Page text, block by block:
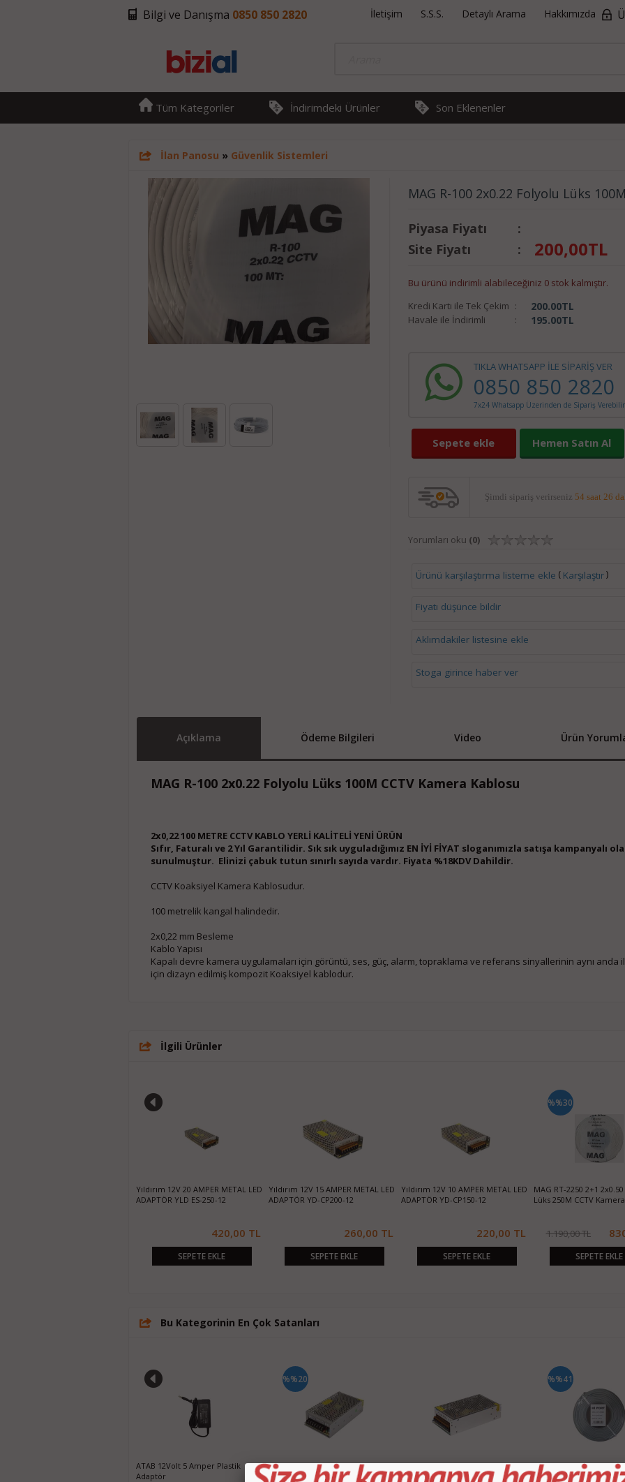
Bilgi ve Danışma 0850 850 2820 İletişim S.S.S. Detaylı Arama Hakkımızda
Tüm Kategoriler İndirimdeki Ürünler Son Eklenenler
İlan Panosu » Güvenlik Sistemleri
MAG R-100 2x0.22 Folyolu Lüks
Piyasa Fiyatı
:
Site Fiyatı
: 200,00TL
Bu ürünü indirimli alabileceğiniz 0 stok kalmıştır.
Kredi Kartı ile Tek Çekim : 200.00TL
Havale ile İndirimli : 195.00TL
TIKLA WHATSAPP İLE SİPARİŞ VER
0850 850 2820
7x24 Whatsapp Üzerinden de Sipariş
Sepete ekle Hemen Satın Al
Şimdi sipariş verirseniz 54 saat 26
Yorumları oku (0)
Ürünü karşılaştırma listeme ekle ( Karşılaştır)
Fiyatı düşünce bildir
Aklımdakiler listesine ekle
Stoga girince haber ver
Açıklama Ödeme Bilgileri Video Ürün
MAG R-100 2x0.22 Folyolu Lüks 100M CCTV Kamera Kablosu
2x0,22 100 METRE CCTV KABLO YERLİ KALİTELİ YENİ ÜRÜN
Sıfır, Faturalı ve 2 Yıl Garantilidir. Sık sık uyguladığımız EN İYİ FİYAT sloganımızla satışa kampanyalı
sunulmuştur. Elinizi çabuk tutun sınırlı sayıda vardır. Fiyata %18KDV Dahildir.
CCTV Koaksiyel Kamera Kablosudur.
100 metrelik kangal halindedir.
2x0,22 mm Besleme
Kablo Yapısı
Kapalı devre kamera uygulamaları için görüntü, ses, güç, alarm, topraklama ve referans sinyallerinin aynı anda
için dizayn edilmiş kompozit Koaksiyel kablodur.
İlgili Ürünler
Yıldırım 12V 20 AMPER METAL LED
ADAPTÖR YLD ES-250-12
420,00 TL
SEPETE EKLE
Yıldırım 12V 15 AMPER METAL LED
ADAPTÖR YD-CP200-12
260,00 TL
SEPETE EKLE
Yıldırım 12V 10 AMPER METAL LED
ADAPTÖR YD-CP150-12
220,00 TL
SEPETE EKLE
%%30
MAG RT-2250 2+1
Lüks 250M CCTV
1.190,00 TL
SEPETE EKLE
Bu Kategorinin En Çok Satanları
ATAB 12Volt 5 Amper Plastik
Adaptör
%%20
Hiitachi 12V 10 AMPER METAL LED
ADAPTÖR HT23249
Hiitachi 12V 15 AMPER METAL LED
ADAPTÖR HT33249
%%41
Hi Port 2+1 2x0.22
100M CCTV Kamera